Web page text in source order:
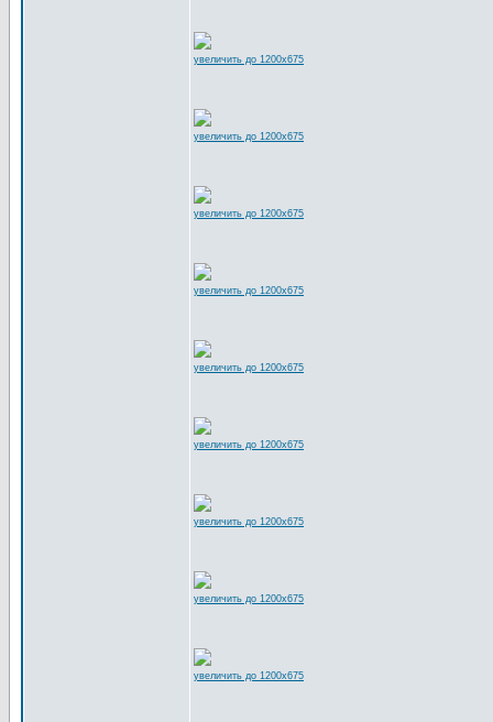
увеличить до 1200x675
увеличить до 1200x675
увеличить до 1200x675
увеличить до 1200x675
увеличить до 1200x675
увеличить до 1200x675
увеличить до 1200x675
увеличить до 1200x675
увеличить до 1200x675